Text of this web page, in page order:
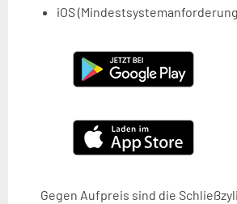
iOS
Gegen Aufpreis sind die